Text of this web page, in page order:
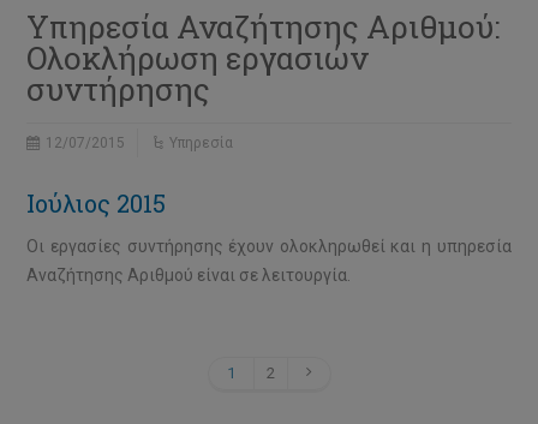
Υπηρεσία Αναζήτησης Aριθμού:
Ολοκλήρωση εργασιών
συντήρησης
12/07/2015 Υπηρεσία
Ιούλιος 2015
Οι εργασίες συντήρησης έχουν ολοκληρωθεί και η υπηρεσία
Αναζήτησης Αριθμού είναι σε λειτουργία.
1 2